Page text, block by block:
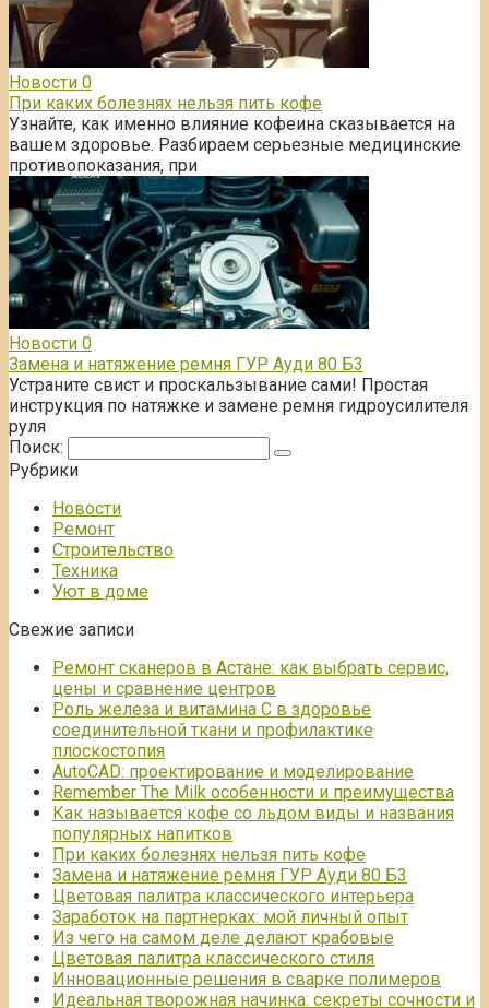
Новости 0
При каких болезнях нельзя пить кофе
Узнайте, как именно влияние кофеина сказывается на
вашем здоровье. Разбираем серьезные медицинские
противопоказания, при
Новости 0
Замена и натяжение ремня ГУР Ауди 80 Б3
Устраните свист и проскальзывание сами! Простая
инструкция по натяжке и замене ремня гидроусилителя
руля
Поиск:
Рубрики
Новости
Ремонт
Строительство
Техника
Уют в доме
Свежие записи
Ремонт сканеров в Астане: как выбрать сервис,
цены и сравнение центров
Роль железа и витамина С в здоровье
соединительной ткани и профилактике
плоскостопия
AutoCAD: проектирование и моделирование
Remember The Milk особенности и преимущества
Как называется кофе со льдом виды и названия
популярных напитков
При каких болезнях нельзя пить кофе
Замена и натяжение ремня ГУР Ауди 80 Б3
Цветовая палитра классического интерьера
Заработок на партнерках: мой личный опыт
Из чего на самом деле делают крабовые
Цветовая палитра классического стиля
Инновационные решения в сварке полимеров
Идеальная творожная начинка: секреты сочности и